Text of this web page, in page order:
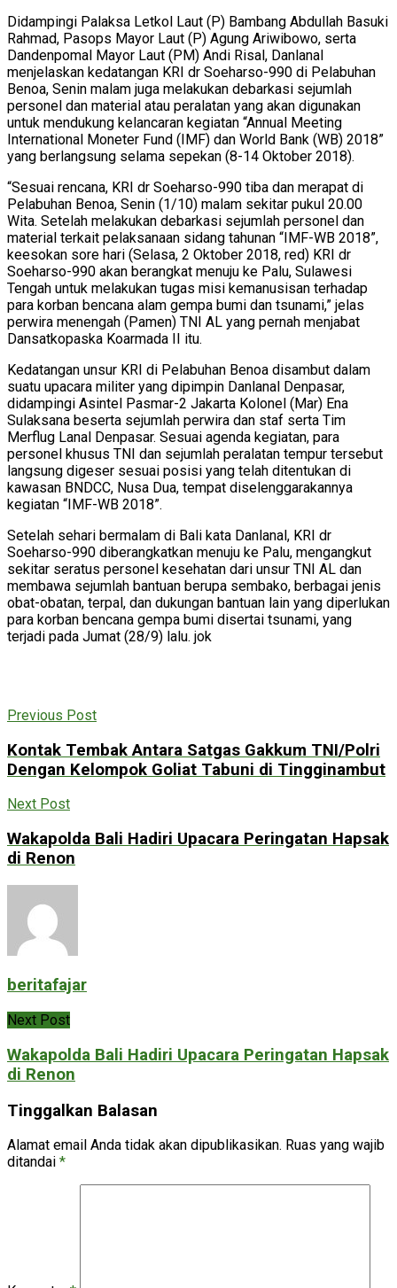
Didampingi Palaksa Letkol Laut (P) Bambang Abdullah Basuki
Rahmad, Pasops Mayor Laut (P) Agung Ariwibowo, serta
Dandenpomal Mayor Laut (PM) Andi Risal, Danlanal
menjelaskan kedatangan KRI dr Soeharso-990 di Pelabuhan
Benoa, Senin malam juga melakukan debarkasi sejumlah
personel dan material atau peralatan yang akan digunakan
untuk mendukung kelancaran kegiatan “Annual Meeting
International Moneter Fund (IMF) dan World Bank (WB) 2018”
yang berlangsung selama sepekan (8-14 Oktober 2018).
“Sesuai rencana, KRI dr Soeharso-990 tiba dan merapat di
Pelabuhan Benoa, Senin (1/10) malam sekitar pukul 20.00
Wita. Setelah melakukan debarkasi sejumlah personel dan
material terkait pelaksanaan sidang tahunan “IMF-WB 2018”,
keesokan sore hari (Selasa, 2 Oktober 2018, red) KRI dr
Soeharso-990 akan berangkat menuju ke Palu, Sulawesi
Tengah untuk melakukan tugas misi kemanusisan terhadap
para korban bencana alam gempa bumi dan tsunami,” jelas
perwira menengah (Pamen) TNI AL yang pernah menjabat
Dansatkopaska Koarmada II itu.
Kedatangan unsur KRI di Pelabuhan Benoa disambut dalam
suatu upacara militer yang dipimpin Danlanal Denpasar,
didampingi Asintel Pasmar-2 Jakarta Kolonel (Mar) Ena
Sulaksana beserta sejumlah perwira dan staf serta Tim
Merflug Lanal Denpasar. Sesuai agenda kegiatan, para
personel khusus TNI dan sejumlah peralatan tempur tersebut
langsung digeser sesuai posisi yang telah ditentukan di
kawasan BNDCC, Nusa Dua, tempat diselenggarakannya
kegiatan “IMF-WB 2018”.
Setelah sehari bermalam di Bali kata Danlanal, KRI dr
Soeharso-990 diberangkatkan menuju ke Palu, mengangkut
sekitar seratus personel kesehatan dari unsur TNI AL dan
membawa sejumlah bantuan berupa sembako, berbagai jenis
obat-obatan, terpal, dan dukungan bantuan lain yang diperlukan
para korban bencana gempa bumi disertai tsunami, yang
terjadi pada Jumat (28/9) lalu. jok
Previous Post
Kontak Tembak Antara Satgas Gakkum TNI/Polri
Dengan Kelompok Goliat Tabuni di Tingginambut
Next Post
Wakapolda Bali Hadiri Upacara Peringatan Hapsak
di Renon
beritafajar
Next Post
Wakapolda Bali Hadiri Upacara Peringatan Hapsak
di Renon
Tinggalkan Balasan
Alamat email Anda tidak akan dipublikasikan. Ruas yang wajib
ditandai *